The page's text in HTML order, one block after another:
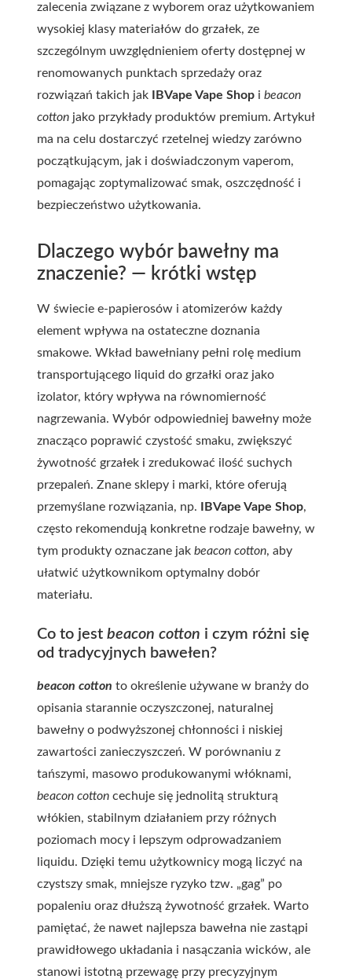
zalecenia związane z wyborem oraz użytkowaniem
wysokiej klasy materiałów do grzałek, ze
szczególnym uwzględnieniem oferty dostępnej w
renomowanych punktach sprzedaży oraz
rozwiązań takich jak
IBVape Vape Shop i beacon
cotton jako przykłady produktów premium. Artykuł
ma na celu dostarczyć rzetelnej wiedzy zarówno
początkującym, jak i doświadczonym vaperom,
pomagając zoptymalizować smak, oszczędność i
bezpieczeństwo użytkowania.
Dlaczego wybór bawełny ma
znaczenie? — krótki wstęp
W świecie e-papierosów i atomizerów każdy
element wpływa na ostateczne doznania
smakowe. Wkład bawełniany pełni rolę medium
transportującego liquid do grzałki oraz jako
izolator, który wpływa na równomierność
nagrzewania. Wybór odpowiedniej bawełny może
znacząco poprawić czystość smaku, zwiększyć
żywotność grzałek i zredukować ilość suchych
przepaleń. Znane sklepy i marki, które oferują
przemyślane rozwiązania, np.
IBVape Vape Shop,
często rekomendują konkretne rodzaje bawełny, w
tym produkty oznaczane jak beacon cotton, aby
ułatwić użytkownikom optymalny dobór
materiału.
Co to jest beacon cotton i czym różni się
od tradycyjnych bawełen?
beacon cotton to określenie używane w branży do
opisania starannie oczyszczonej, naturalnej
bawełny o podwyższonej chłonności i niskiej
zawartości zanieczyszczeń. W porównaniu z
tańszymi, masowo produkowanymi włóknami,
beacon cotton cechuje się jednolitą strukturą
włókien, stabilnym działaniem przy różnych
poziomach mocy i lepszym odprowadzaniem
liquidu. Dzięki temu użytkownicy mogą liczyć na
czystszy smak, mniejsze ryzyko tzw. „gag” po
popaleniu oraz dłuższą żywotność grzałek. Warto
pamiętać, że nawet najlepsza bawełna nie zastąpi
prawidłowego układania i nasączania wicków, ale
stanowi istotną przewagę przy precyzyjnym